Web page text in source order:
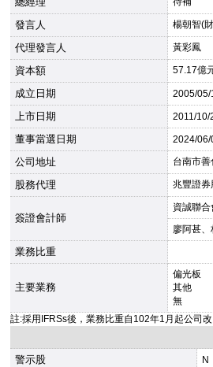
發言人 楊朝智(
代理發言人 黃彩鳳
資本額 57.17億
成立日期 2005/05/
上市日期 2011/10/
董事當選日期 2024/06/
公司地址 台南市
股務代理 兆豐證
簽證會計師
資誠聯
廖阿甚
業務比重
主要業務
偏光板
其他
無
註:採用IFRSs後，業務比重自102年1月起公司改
警示股
N